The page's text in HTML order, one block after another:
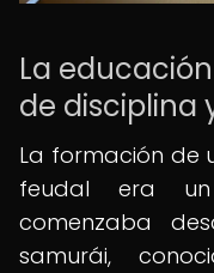
La
de disciplina
La formación de
feudal era
comenzaba
samurái,